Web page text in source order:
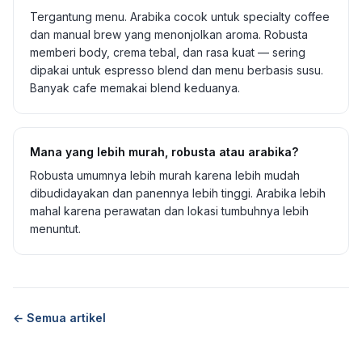
Tergantung menu. Arabika cocok untuk specialty coffee
dan manual brew yang menonjolkan aroma. Robusta
memberi body, crema tebal, dan rasa kuat — sering
dipakai untuk espresso blend dan menu berbasis susu.
Banyak cafe memakai blend keduanya.
Mana yang lebih murah, robusta atau arabika?
Robusta umumnya lebih murah karena lebih mudah
dibudidayakan dan panennya lebih tinggi. Arabika lebih
mahal karena perawatan dan lokasi tumbuhnya lebih
menuntut.
← Semua artikel